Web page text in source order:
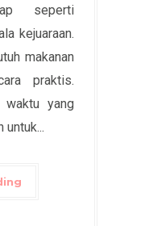
seperti
kejuaraan.
makanan
praktis.
waktu yang